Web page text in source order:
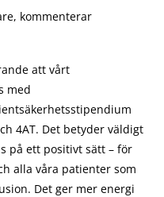
kommenterar
att vårt
med
4AT. Det betyder väldigt
på ett positivt sätt – för
alla våra patienter som
Det ger mer energi